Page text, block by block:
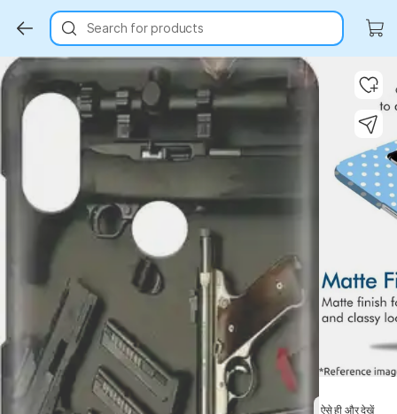
Search for products
Key Highlights
ऐसे ही और देखें